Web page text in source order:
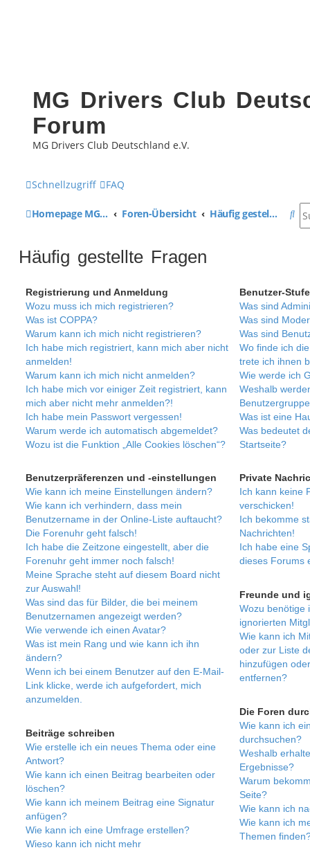
MG Drivers Club
Forum
MG Drivers Club Deutschland e.V.
Schnellzugriff FAQ
Homepage MG Drivers Club Deutschland Foren-Übersicht Häufig gestellte Fragen
S
e
Häufig gestellte Fragen
Registrierung und Anmeldung
Wozu muss ich mich registrieren?
Was ist COPPA?
Warum kann ich mich nicht registrieren?
Ich habe mich registriert, kann mich aber nicht
anmelden!
Warum kann ich mich nicht anmelden?
Ich habe mich vor einiger Zeit registriert, kann
mich aber nicht mehr anmelden?!
Ich habe mein Passwort vergessen!
Warum werde ich automatisch abgemeldet?
Wozu ist die Funktion „Alle Cookies löschen“?
Benutzerpräferenzen und -einstellungen
Wie kann ich meine Einstellungen ändern?
Wie kann ich verhindern, dass mein
Benutzername in der Online-Liste auftaucht?
Die Forenuhr geht falsch!
Ich habe die Zeitzone eingestellt, aber die
Forenuhr geht immer noch falsch!
Meine Sprache steht auf diesem Board nicht
zur Auswahl!
Was sind das für Bilder, die bei meinem
Benutzernamen angezeigt werden?
Wie verwende ich einen Avatar?
Was ist mein Rang und wie kann ich ihn
ändern?
Wenn ich bei einem Benutzer auf den E-Mail-
Link klicke, werde ich aufgefordert, mich
anzumelden.
Beiträge schreiben
Wie erstelle ich ein neues Thema oder eine
Antwort?
Wie kann ich einen Beitrag bearbeiten oder
löschen?
Wie kann ich meinem Beitrag eine Signatur
anfügen?
Wie kann ich eine Umfrage erstellen?
Wieso kann ich nicht mehr
Benutzer-
Was sind
Was sind
Was sind
Wo finde ich
trete ich ihnen
Wie werde ich
Weshalb
Was ist eine
Was bedeutet
Startseite?
Private
Ich kann keine
verschicken!
Ich bekomme
Nachrichten!
Ich habe eine
dieses Forums
Freunde und
Wozu benötige
ignorierten
Wie kann ich
oder zur Liste
hinzufügen
entfernen?
Die Foren
Wie kann ich
durchsuchen?
Weshalb
Ergebnisse?
Warum
Seite?
Wie kann ich
Wie kann ich
Themen